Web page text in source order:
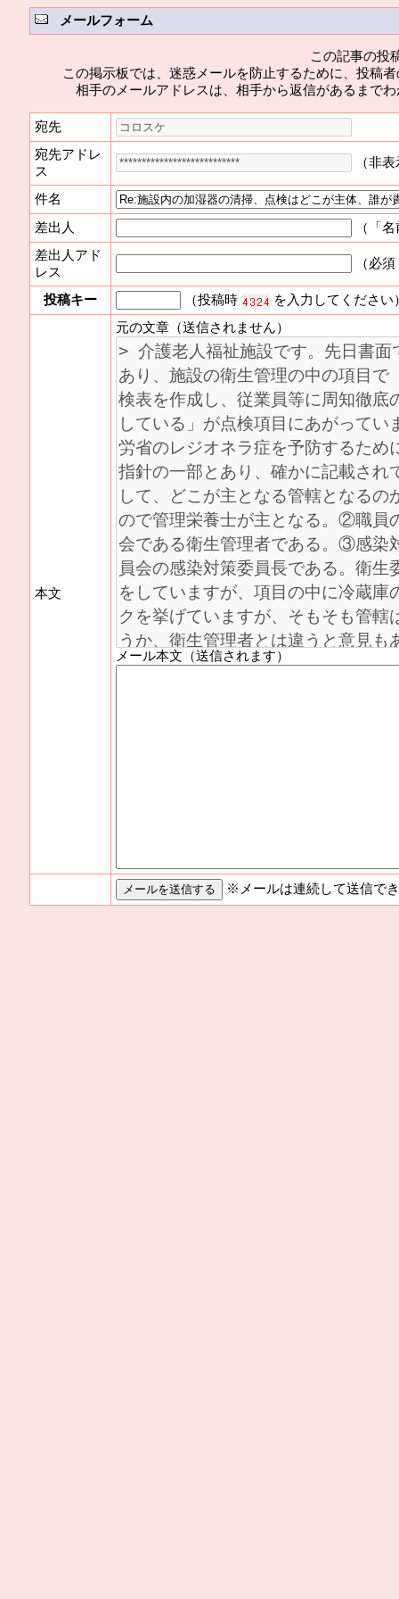
メールフォーム
この記事の投
この掲示板では、迷惑メールを防止するために、投稿
相手のメールアドレスは、相手から返信があるまで
宛先
宛先アドレ
ス
（非
件名
差出人
（「
差出人アド
レス
（必
投稿キー （投稿時 を入力してください
本文
元の文章（送信されません）
メール本文（送信されます）
※メールは連続して送信で